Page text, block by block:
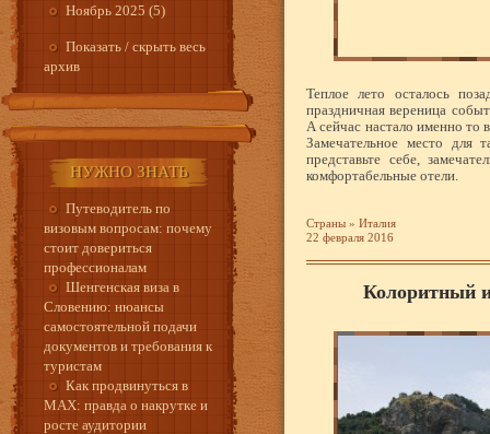
Ноябрь 2025 (5)
Показать / скрыть весь
архив
НУЖНО ЗНАТЬ
Путеводитель по
визовым вопросам: почему
стоит довериться
профессионалам
Шенгенская виза в
Словению: нюансы
самостоятельной подачи
документов и требования к
туристам
Как продвинуться в
MAX: правда о накрутке и
росте аудитории
Теплое лето осталось
праздничная вереница
А сейчас настало именно то
Замечательное место для
представьте себе,
комфортабельные отели.
Страны » Италия
22 февраля 2016
Колоритный